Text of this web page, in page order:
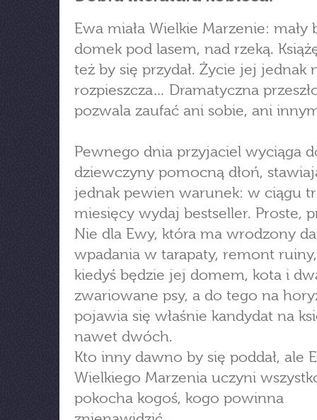
Ewa miała Wielkie Marzenie: mały
domek pod lasem, nad rzeką.
też by się przydał. Życie jej jednak
rozpieszcza… Dramatyczna
pozwala zaufać ani sobie, ani
Pewnego dnia przyjaciel wyciąga
dziewczyny pomocną dłoń,
jednak pewien warunek: w ciągu
miesięcy wydaj bestseller. Proste,
Nie dla Ewy, która ma wrodzony
wpadania w tarapaty, remont
kiedyś będzie jej domem, kota i
zwariowane psy, a do tego na
pojawia się właśnie kandydat na
nawet dwóch.
Kto inny dawno by się poddał, ale
Wielkiego Marzenia uczyni
pokocha kogoś, kogo powinna